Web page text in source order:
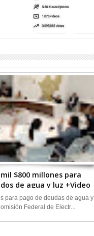
$800 millones para
de agua y luz +Video
para pago de deudas de agua y
Federal de Electr...